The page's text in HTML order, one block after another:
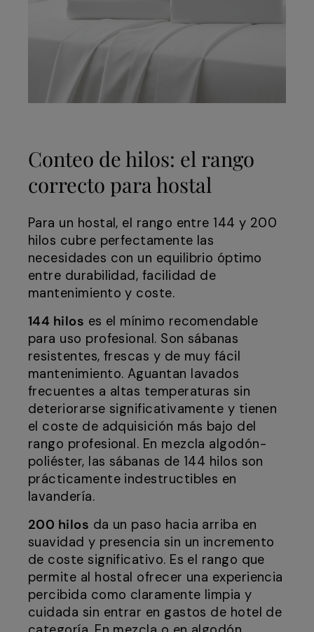
Conteo de hilos: el rango
correcto para hostal
Para un hostal, el rango entre 144 y 200
hilos cubre perfectamente las
necesidades con un equilibrio óptimo
entre durabilidad, facilidad de
mantenimiento y coste.
144 hilos es el mínimo recomendable
para uso profesional. Son sábanas
resistentes, frescas y de muy fácil
mantenimiento. Aguantan lavados
frecuentes a altas temperaturas sin
deteriorarse significativamente y tienen
el coste de adquisición más bajo del
rango profesional. En mezcla algodón-
poliéster, las sábanas de 144 hilos son
prácticamente indestructibles en
lavandería.
200 hilos da un paso hacia arriba en
suavidad y presencia sin un incremento
de coste significativo. Es el rango que
permite al hostal ofrecer una experiencia
percibida como claramente limpia y
cuidada sin entrar en gastos de hotel de